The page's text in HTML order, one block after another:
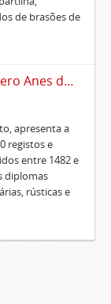
de brasões de
Tombo de Escrituras de Pero Anes do Canto
apresenta a
registos e
entre 1482 e
diplomas
rústicas e